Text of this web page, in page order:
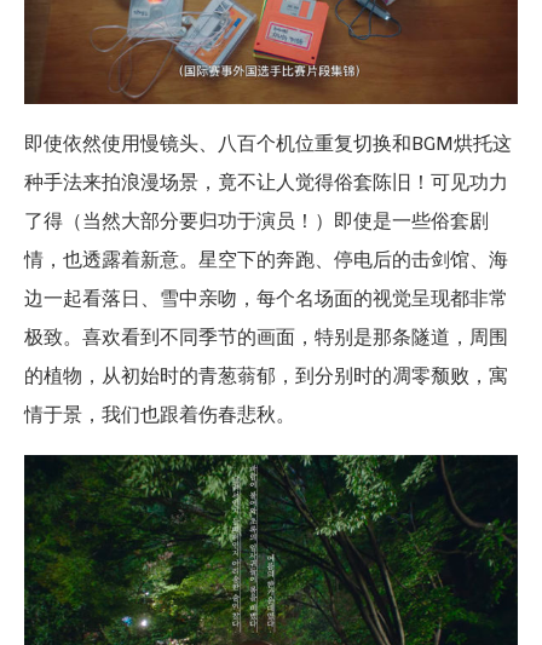
即使依然使用慢镜头、八百个机位重复切换和BGM烘托这
种手法来拍浪漫场景，竟不让人觉得俗套陈旧！可见功力
了得（当然大部分要归功于演员！）即使是一些俗套剧
情，也透露着新意。星空下的奔跑、停电后的击剑馆、海
边一起看落日、雪中亲吻，每个名场面的视觉呈现都非常
极致。喜欢看到不同季节的画面，特别是那条隧道，周围
的植物，从初始时的青葱蓊郁，到分别时的凋零颓败，寓
情于景，我们也跟着伤春悲秋。